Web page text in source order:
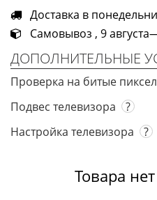
Доставка в
Самовывоз , 9
ДОПОЛНИТЕЛЬНЫЕ
Проверка на битые
Подвес телевизора
?
Настройка телевизора
?
Товара